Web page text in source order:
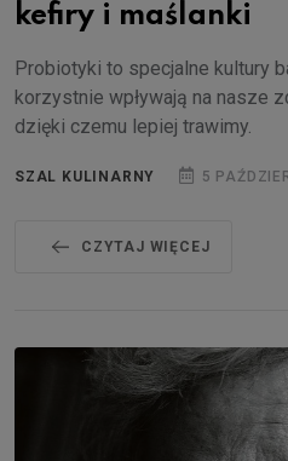
kefiry i maślanki
Probiotyki to specjalne kultury
korzystnie wpływają na nasze
dzięki czemu lepiej trawimy.
SZAL KULINARNY 5
CZYTAJ WIĘCEJ